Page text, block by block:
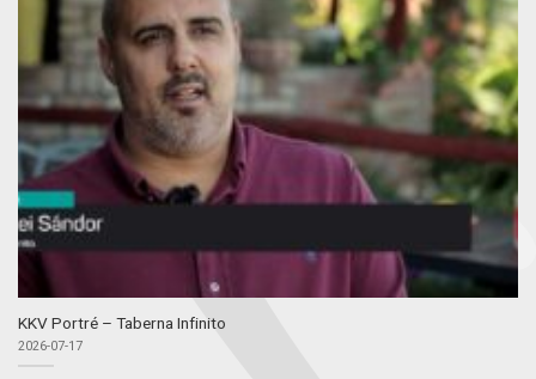
KKV Portré – Taberna Infinito
2026-07-17